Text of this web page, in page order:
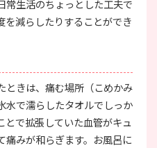
常生活のちょっとした工夫で
を減らしたりすることができ
ときは、痛む場所（こめかみ
水で濡らしたタオルでしっか
とで拡張していた血管がキュ
痛みが和らぎます。お風呂に